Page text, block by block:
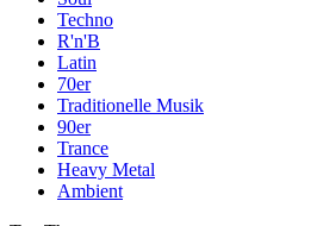
Techno
R'n'B
Latin
70er
Traditionelle Musik
90er
Trance
Heavy Metal
Ambient